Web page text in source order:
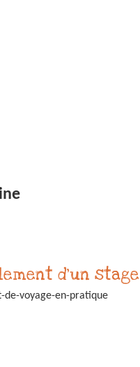
d'un stage
voyage-en-pratique